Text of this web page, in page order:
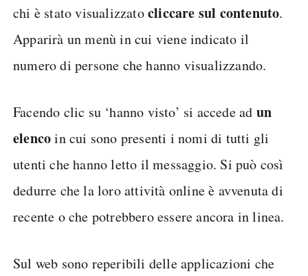
chi è stato visualizzatocliccare sul contenuto.
Apparirà un menù in cui viene indicato il
numero di persone che hanno visualizzando.
Facendo clic su ‘hanno visto’ si accede ad un
elencoin cui sono presenti i nomi di tutti gli
utenti che hanno letto il messaggio. Si può così
dedurre che la loro attività online è avvenuta di
recente o che potrebbero essere ancora in linea.
Sul web sono reperibili delle applicazioni che